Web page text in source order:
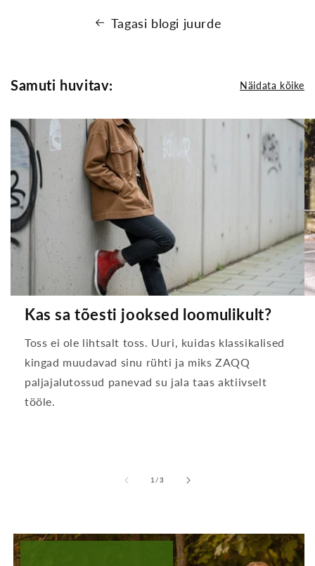
Tagasi blogi juurde
Samuti huvitav: Näidata kõike
Kas sa tõesti jooksed loomulikult?
Toss ei ole lihtsalt toss. Uuri, kuidas klassikalised
kingad muudavad sinu rühti ja miks ZAQQ
paljajalutossud panevad su jala taas aktiivselt
tööle.
1 /-3